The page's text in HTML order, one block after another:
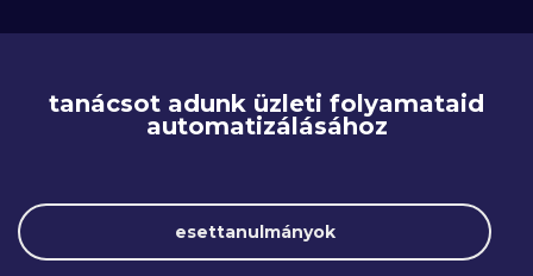
tanácsot adunk üzleti folyamataid
automatizálásához
esettanulmányok